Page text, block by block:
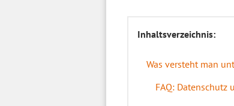
Inhaltsverzeichnis:
Was versteht man
FAQ: